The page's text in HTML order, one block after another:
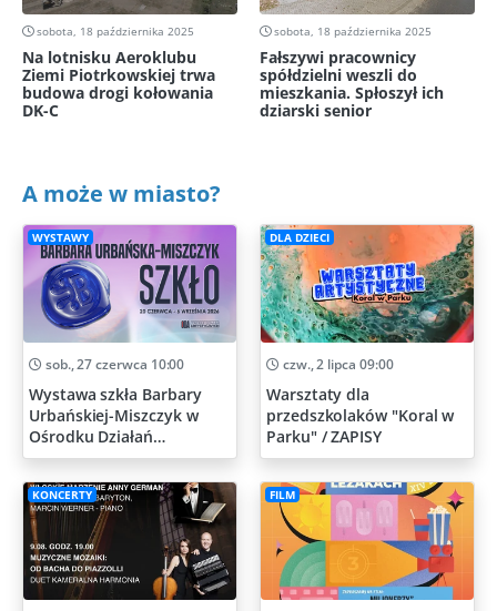
sobota, 18 października 2025
Na lotnisku Aeroklubu
Ziemi Piotrkowskiej trwa
budowa drogi kołowania
DK-C
sobota, 18 października 2025
Fałszywi pracownicy
spółdzielni weszli do
mieszkania. Spłoszył ich
dziarski senior
A może w miasto?
WYSTAWY
sob., 27 czerwca 10:00
Wystawa szkła Barbary
Urbańskiej-Miszczyk w
Ośrodku Działań
Artystycznych
DLA DZIECI
czw., 2 lipca 09:00
Warsztaty dla
przedszkolaków "Koral w
Parku" / ZAPISY
KONCERTY FILM